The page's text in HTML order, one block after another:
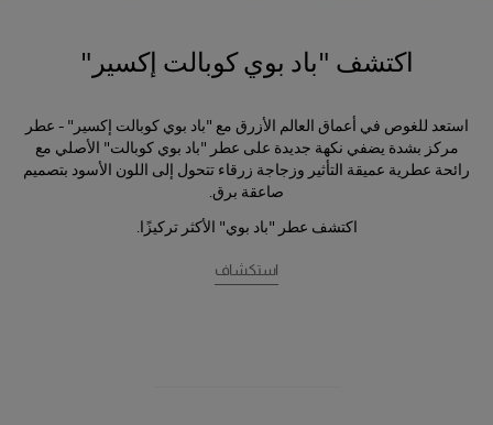
اكتشف "باد بوي كوبالت إكسير"
استعد للغوص في أعماق العالم الأزرق مع "باد بوي كوبالت إكسير" - عطر
مركز بشدة يضفي نكهة جديدة على عطر "باد بوي كوبالت" الأصلي مع
رائحة عطرية عميقة التأثير وزجاجة زرقاء تتحول إلى اللون الأسود بتصميم
صاعقة برق.
اكتشف عطر "باد بوي" الأكثر تركيزًا.
استكشاف